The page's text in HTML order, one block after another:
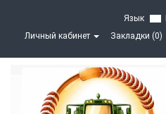
Язык
Личный кабинет
Закладки (0)